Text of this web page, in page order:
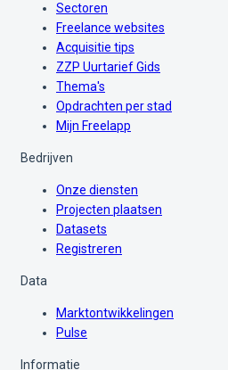
Sectoren
Freelance websites
Acquisitie tips
ZZP Uurtarief Gids
Thema's
Opdrachten per stad
Mijn Freelapp
Bedrijven
Onze diensten
Projecten plaatsen
Datasets
Registreren
Data
Marktontwikkelingen
Pulse
Informatie